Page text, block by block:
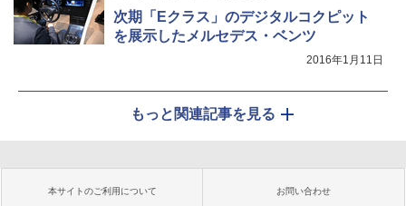
次期「Eクラス」のデジタルコクピット
を展示したメルセデス・ベンツ
2016年1月11日
もっと関連記事を見る
本サイトのご利用について お問い合わせ